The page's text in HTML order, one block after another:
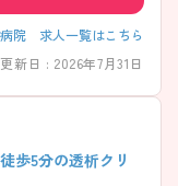
院 求人一覧はこちら
更新日 : 2026年7月31日
歩5分の透析クリ